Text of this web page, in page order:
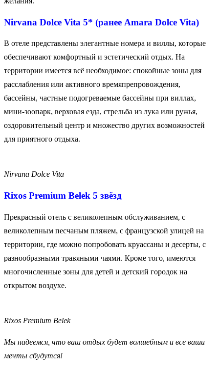
Nirvana Dolce Vita 5* (ранее Amara Dolce Vita)
В отеле представлены элегантные номера и виллы, которые
обеспечивают комфортный и эстетический отдых. На
территории имеется всё необходимое: спокойные зоны для
расслабления или активного времяпрепровождения,
бассейны, частные подогреваемые бассейны при виллах,
мини-зоопарк, верховая езда, стрельба из лука или ружья,
оздоровительный центр и множество других возможностей
для приятного отдыха.
Nirvana Dolce Vita
Rixos Premium Belek 5 звёзд
Прекрасный отель с великолепным обслуживанием, с
великолепным песчаным пляжем, с французской улицей на
территории, где можно попробовать круассаны и десерты, с
разнообразными травяными чаями. Кроме того, имеются
многочисленные зоны для детей и детский городок на
открытом воздухе.
Rixos Premium Belek
Мы надеемся, что ваш отдых будет волшебным и все ваши
мечты сбудутся!